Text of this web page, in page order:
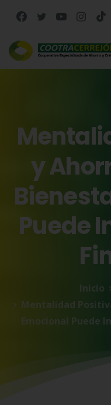
y
Puede
Inicio
Mentalidad
Emocional Puede